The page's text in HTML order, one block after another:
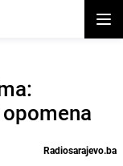
Radiosarajevo.ba